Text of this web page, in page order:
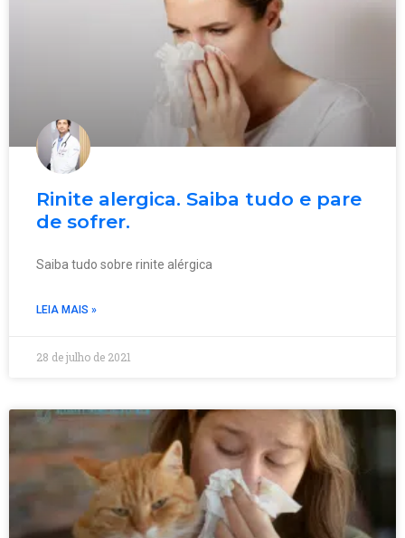
Rinite alergica. Saiba tudo e pare
de sofrer.
Saiba tudo sobre rinite alérgica
LEIA MAIS »
28 de julho de 2021